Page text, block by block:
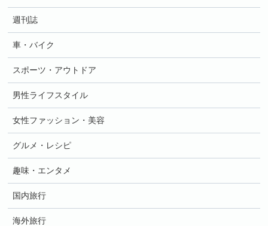
週刊誌
車・バイク
スポーツ・アウトドア
男性ライフスタイル
女性ファッション・美容
グルメ・レシピ
趣味・エンタメ
国内旅行
海外旅行